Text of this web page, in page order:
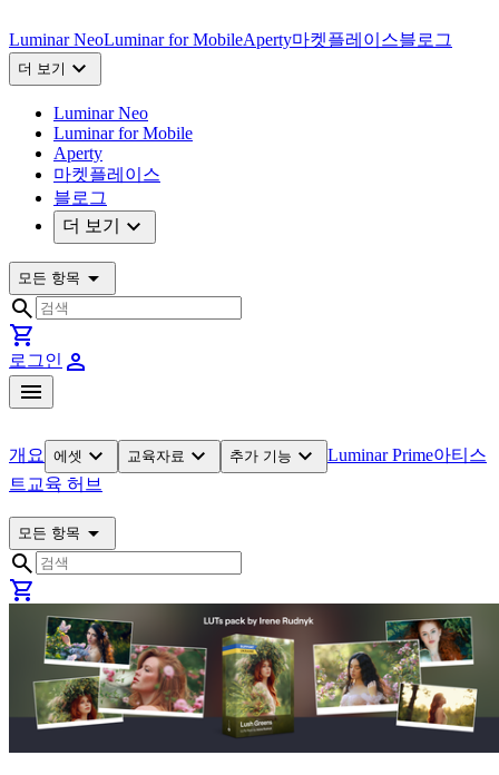
Luminar NeoLuminar for MobileAperty마켓플레이스블로그
더 보기 expand_more
Luminar Neo
Luminar for Mobile
Aperty
마켓플레이스
블로그
더 보기
expand_more
모든 항목 arrow_drop_down
search
shopping_cart
로그인 person
menu
개요 에셋 expand_more 교육자료 expand_more 추가 기능 expand_more Luminar Prime아티스
트 교육 허브
모든 항목 arrow_drop_down
search
shopping_cart